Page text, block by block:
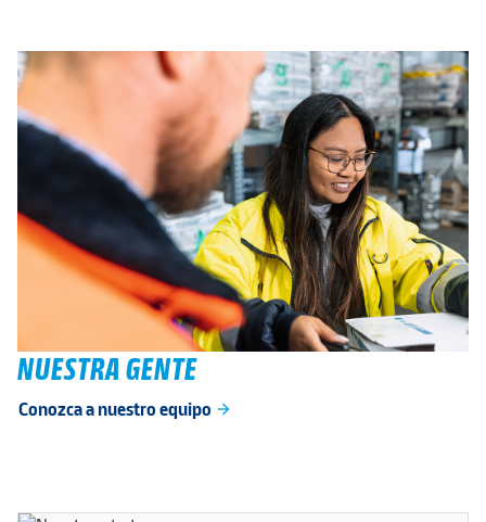
NUESTRA GENTE
Conozca a nuestro equipo arrow_forward